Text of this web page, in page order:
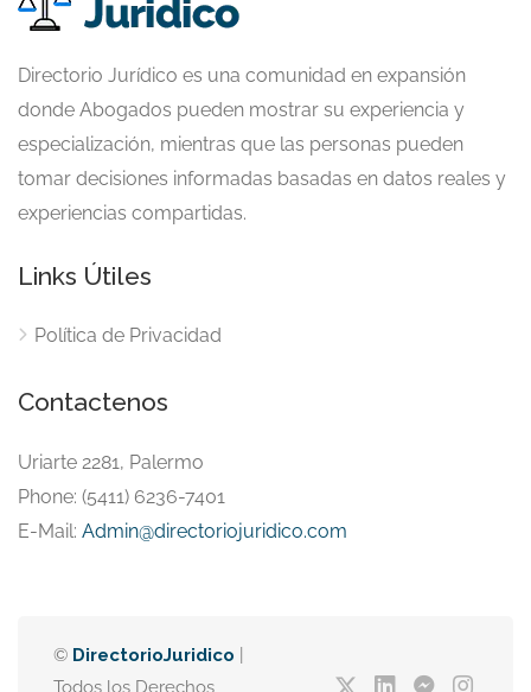
Directorio Jurídico es una comunidad en expansión
donde Abogados pueden mostrar su experiencia y
especialización, mientras que las personas pueden
tomar decisiones informadas basadas en datos reales y
experiencias compartidas.
Links Útiles
Política de Privacidad
Contactenos
Uriarte 2281, Palermo
Phone: (5411) 6236-7401
E-Mail: Admin@directoriojuridico.com
© DirectorioJuridico
Todos los Derechos